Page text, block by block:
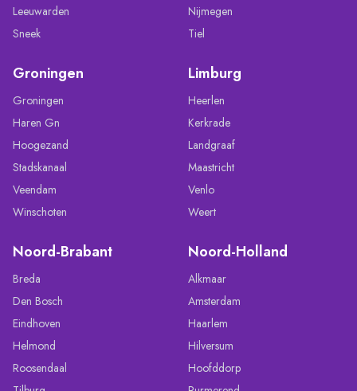
Leeuwarden
Sneek
Nijmegen
Tiel
Groningen
Groningen
Haren Gn
Hoogezand
Stadskanaal
Veendam
Winschoten
Limburg
Heerlen
Kerkrade
Landgraaf
Maastricht
Venlo
Weert
Noord-Brabant
Breda
Den Bosch
Eindhoven
Helmond
Roosendaal
Noord-Holland
Alkmaar
Amsterdam
Haarlem
Hilversum
Hoofddorp